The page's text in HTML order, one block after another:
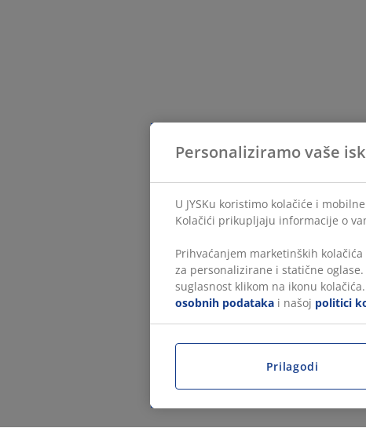
Personaliziramo vaše
U JYSKu koristimo kolačiće i
Kolačići prikupljaju informacije o
Prihvaćanjem marketinških
za personalizirane i statične
suglasnost klikom na ikonu
osobnih podataka i našoj politici
Prilagodi